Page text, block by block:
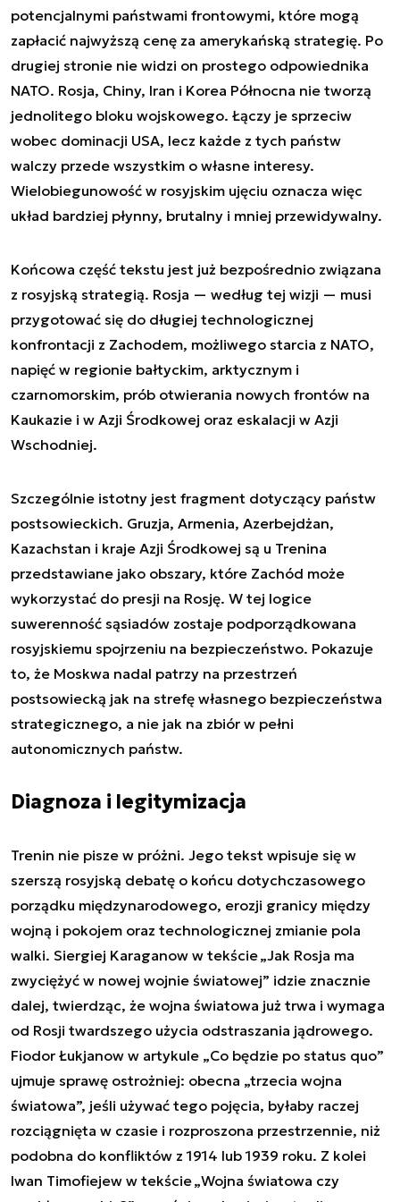
potencjalnymi państwami frontowymi, które mogą
zapłacić najwyższą cenę za amerykańską strategię. Po
drugiej stronie nie widzi on prostego odpowiednika
NATO. Rosja, Chiny, Iran i Korea Północna nie tworzą
jednolitego bloku wojskowego. Łączy je sprzeciw
wobec dominacji USA, lecz każde z tych państw
walczy przede wszystkim o własne interesy.
Wielobiegunowość w rosyjskim ujęciu oznacza więc
układ bardziej płynny, brutalny i mniej przewidywalny.
Końcowa część tekstu jest już bezpośrednio związana
z rosyjską strategią. Rosja — według tej wizji — musi
przygotować się do długiej technologicznej
konfrontacji z Zachodem, możliwego starcia z NATO,
napięć w regionie bałtyckim, arktycznym i
czarnomorskim, prób otwierania nowych frontów na
Kaukazie i w Azji Środkowej oraz eskalacji w Azji
Wschodniej.
Szczególnie istotny jest fragment dotyczący państw
postsowieckich. Gruzja, Armenia, Azerbejdżan,
Kazachstan i kraje Azji Środkowej są u Trenina
przedstawiane jako obszary, które Zachód może
wykorzystać do presji na Rosję. W tej logice
suwerenność sąsiadów zostaje podporządkowana
rosyjskiemu spojrzeniu na bezpieczeństwo. Pokazuje
to, że Moskwa nadal patrzy na przestrzeń
postsowiecką jak na strefę własnego bezpieczeństwa
strategicznego, a nie jak na zbiór w pełni
autonomicznych państw.
Diagnoza i legitymizacja
Trenin nie pisze w próżni. Jego tekst wpisuje się w
szerszą rosyjską debatę o końcu dotychczasowego
porządku międzynarodowego, erozji granicy między
wojną i pokojem oraz technologicznej zmianie pola
walki. Siergiej Karaganow w tekście „Jak Rosja ma
zwyciężyć w nowej wojnie światowej” idzie znacznie
dalej, twierdząc, że wojna światowa już trwa i wymaga
od Rosji twardszego użycia odstraszania jądrowego.
Fiodor Łukjanow w artykule „Co będzie po status quo”
ujmuje sprawę ostrożniej: obecna „trzecia wojna
światowa”, jeśli używać tego pojęcia, byłaby raczej
rozciągnięta w czasie i rozproszona przestrzennie, niż
podobna do konfliktów z 1914 lub 1939 roku. Z kolei
Iwan Timofiejew w tekście „Wojna światowa czy